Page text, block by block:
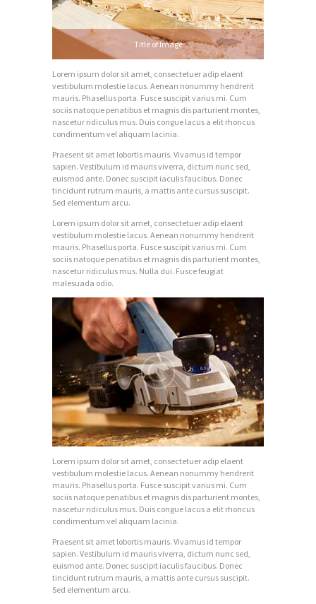
Title of Image
Lorem ipsum dolor sit amet, consectetuer adip elaent
vestibulum molestie lacus. Aenean nonummy hendrerit
mauris. Phasellus porta. Fusce suscipit varius mi. Cum
sociis natoque penatibus et magnis dis parturient montes,
nascetur ridiculus mus. Duis congue lacus a elit rhoncus
condimentum vel aliquam lacinia.
Praesent sit amet lobortis mauris. Vivamus id tempor
sapien. Vestibulum id mauris viverra, dictum nunc sed,
euismod ante. Donec suscipit iaculis faucibus. Donec
tincidunt rutrum mauris, a mattis ante cursus suscipit.
Sed elementum arcu.
Lorem ipsum dolor sit amet, consectetuer adip elaent
vestibulum molestie lacus. Aenean nonummy hendrerit
mauris. Phasellus porta. Fusce suscipit varius mi. Cum
sociis natoque penatibus et magnis dis parturient montes,
nascetur ridiculus mus. Nulla dui. Fusce feugiat
malesuada odio.
Lorem ipsum dolor sit amet, consectetuer adip elaent
vestibulum molestie lacus. Aenean nonummy hendrerit
mauris. Phasellus porta. Fusce suscipit varius mi. Cum
sociis natoque penatibus et magnis dis parturient montes,
nascetur ridiculus mus. Duis congue lacus a elit rhoncus
condimentum vel aliquam lacinia.
Praesent sit amet lobortis mauris. Vivamus id tempor
sapien. Vestibulum id mauris viverra, dictum nunc sed,
euismod ante. Donec suscipit iaculis faucibus. Donec
tincidunt rutrum mauris, a mattis ante cursus suscipit.
Sed elementum arcu.